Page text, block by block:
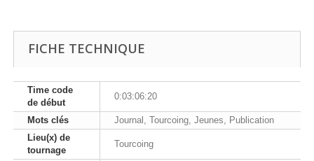
FICHE TECHNIQUE
Time code
de début
0:03:06:20
Mots clés
Journal, Tourcoing, Jeunes, Publication
Lieu(x) de
tournage
Tourcoing